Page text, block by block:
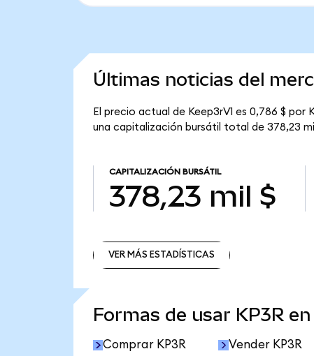
Últimas noticias del
El precio actual de Keep3rV1 es 0,786 $ por
una capitalización bursátil total de 378,23
CAPITALIZACIÓN BURSÁTIL
378,23 mil $
VER MÁS ESTADÍSTICAS
Formas de usar KP3R
Comprar KP3R Vender KP3R